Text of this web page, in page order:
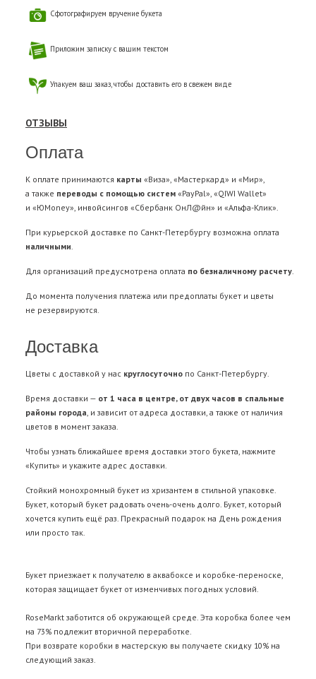
Сфотографируем вручение букета
Приложим записку с вашим текстом
Упакуем ваш заказ, чтобы доставить его в свежем виде
ОТЗЫВЫ
Оплата
К оплате принимаются карты «Виза», «Мастеркард» и «Мир»,
а также переводы с помощью систем «PayPal», «QIWI Wallet»
и «ЮMoney», инвойсингов «Сбербанк ОнЛ@йн» и «Альфа-Клик».
При курьерской доставке по Санкт-Петербургу возможна оплата
наличными.
Для организаций предусмотрена оплата по безналичному расчету.
До момента получения платежа или предоплаты букет и цветы
не резервируются.
Доставка
Цветы с доставкой у нас круглосуточно по Санкт-Петербургу.
Время доставки — от 1 часа в центре, от двух часов в спальные
районы города, и зависит от адреса доставки, а также от наличия
цветов в момент заказа.
Чтобы узнать ближайшее время доставки этого букета, нажмите
«Купить» и укажите адрес доставки.
Стойкий монохромный букет из хризантем в стильной упаковке.
Букет, который букет радовать очень-очень долго. Букет, который
хочется купить ещё раз. Прекрасный подарок на День рождения
или просто так.
Букет приезжает к получателю в аквабоксе и коробке-переноске,
которая защищает букет от изменчивых погодных условий.
RoseMarkt заботится об окружающей среде. Эта коробка более чем
на 73% подлежит вторичной переработке.
При возврате коробки в мастерскую вы получаете скидку 10% на
следующий заказ.